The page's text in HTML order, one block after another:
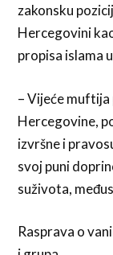
zakonsku
Hercegovini
propisa islama
– Vijeće muftija
Hercegovine,
izvršne i
svoj puni
suživota,
Rasprava o